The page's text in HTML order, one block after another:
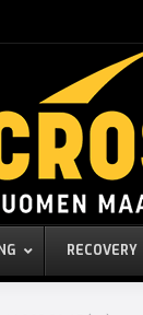
RECOVERY